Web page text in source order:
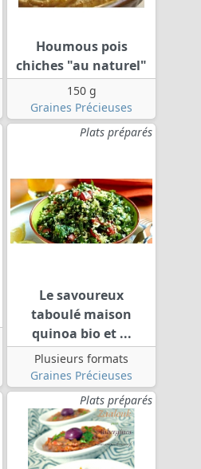
Houmous pois
chiches "au naturel"
150 g
Graines Précieuses
Plats préparés
Le savoureux
taboulé maison
quinoa bio et ...
Plusieurs formats
Graines Précieuses
Plats préparés